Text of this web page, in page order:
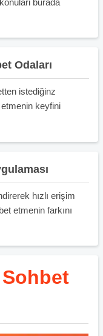
Odaları
istediğinz
keyfini
hızlı erişim
etmenin farkını